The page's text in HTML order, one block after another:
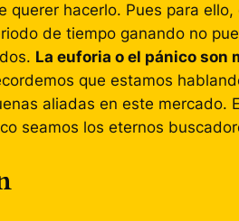
hacerlo. Pues para
de tiempo ganando no
La euforia o el pánico son
que estamos
aliadas en este mercado.
seamos los eternos